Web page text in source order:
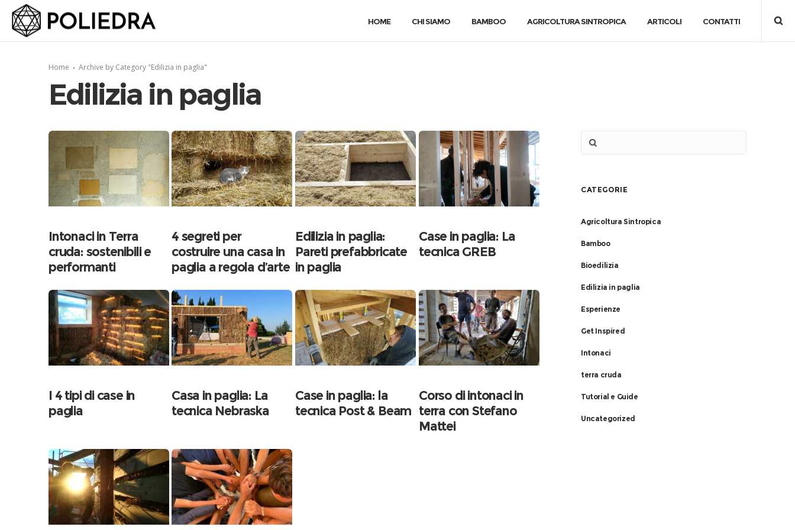
HOME CHI SIAMO BAMBOO AGRICOLTURA SINTROPICA ARTICOLI CONTATTI
Home Archive by Category "Edilizia in paglia"
Edilizia in paglia
Intonaci in Terra
cruda: sostenibili e
performanti
4 segreti per
costruire una casa in
paglia a regola d’arte
Edilizia in paglia:
Pareti prefabbricate
in paglia
Case in paglia: La
tecnica GREB
I 4 tipi di case in
paglia
Casa in paglia: La
tecnica Nebraska
Case in paglia: la
tecnica Post & Beam
Corso di intonaci in
terra con Stefano
Mattei
CATEGORIE
Agricoltura Sintropica
Bamboo
Bioedilizia
Edilizia in paglia
Esperienze
Get Inspired
Intonaci
terra cruda
Tutorial e Guide
Uncategorized